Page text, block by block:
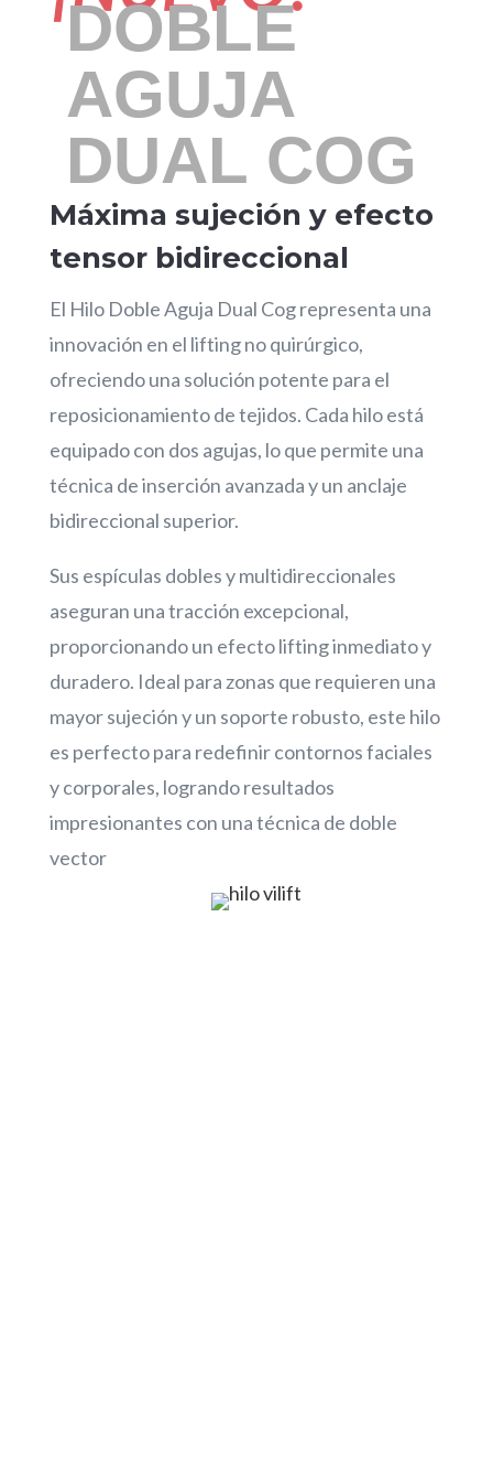
DOBLE
AGUJA
DUAL COG
Máxima sujeción y efecto
tensor bidireccional
El Hilo Doble Aguja Dual Cog representa una
innovación en el lifting no quirúrgico,
ofreciendo una solución potente para el
reposicionamiento de tejidos. Cada hilo está
equipado con dos agujas, lo que permite una
técnica de inserción avanzada y un anclaje
bidireccional superior.
Sus espículas dobles y multidireccionales
aseguran una tracción excepcional,
proporcionando un efecto lifting inmediato y
duradero. Ideal para zonas que requieren una
mayor sujeción y un soporte robusto, este hilo
es perfecto para redefinir contornos faciales
y corporales, logrando resultados
impresionantes con una técnica de doble
vector